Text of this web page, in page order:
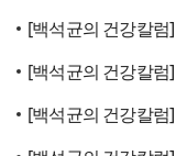
[백석균의 건강칼럼
[백석균의 건강칼
[백석균의 건강칼럼